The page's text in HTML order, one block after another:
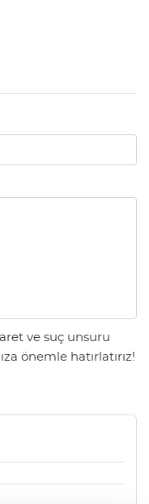
ve suç unsuru
önemle hatırlatırız!